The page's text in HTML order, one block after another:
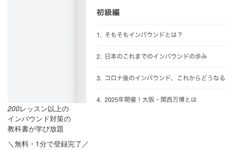
200レッスン以上の
インバウンド対策の
教科書が学び放題
＼無料・1分で登録完了／